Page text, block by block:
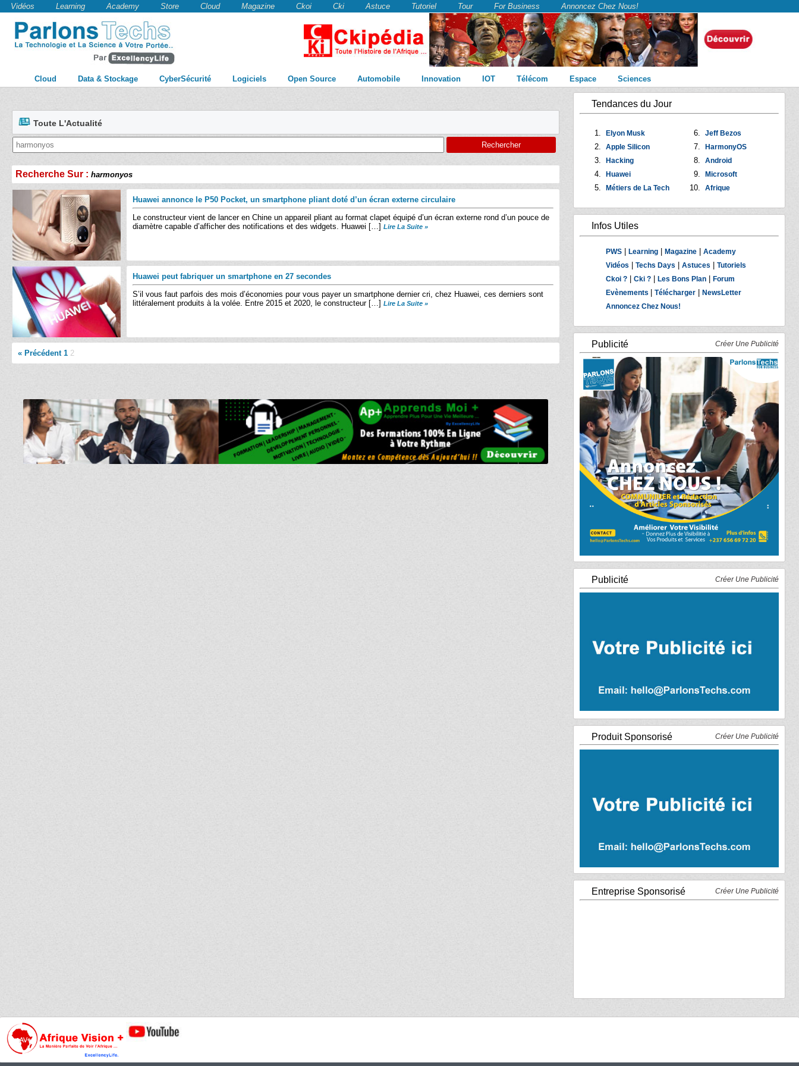
Vidéos Learning Academy Store Cloud Magazine Ckoi Cki Astuce Tutoriel Tour For Business Annoncez Chez Nous!
Cloud Data & Stockage CyberSécurité Logiciels Open Source Automobile Innovation IOT Télécom Espace Sciences
Toute L'Actualité
Recherche Sur : harmonyos
Huawei annonce le P50 Pocket, un smartphone pliant doté d’un écran externe circulaire
Le constructeur vient de lancer en Chine un appareil pliant au format clapet équipé d’un écran externe rond d’un pouce de
diamètre capable d’afficher des notifications et des widgets. Huawei […]Lire La Suite »
Huawei peut fabriquer un smartphone en 27 secondes
S’il vous faut parfois des mois d’économies pour vous payer un smartphone dernier cri, chez Huawei, ces derniers sont
littéralement produits à la volée. Entre 2015 et 2020, le constructeur […]Lire La Suite »
« Précédent 1 2
Tendances du Jour
Elyon Musk
Apple Silicon
Hacking
Huawei
Métiers de La Tech
Jeff Bezos
HarmonyOS
Android
Microsoft
Afrique
Infos Utiles
PWS |Learning |Magazine |Academy
Vidéos |Techs Days |Astuces |Tutoriels
Ckoi ? |Cki ? |Les Bons Plan |Forum
Evènements |Télécharger |NewsLetter
Annoncez Chez Nous!
Publicité Créer Une Publicité
Publicité Créer Une Publicité
Produit Sponsorisé Créer Une Publicité
Entreprise Sponsorisé Créer Une Publicité